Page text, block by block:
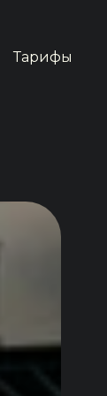
Тарифы
Тарифы